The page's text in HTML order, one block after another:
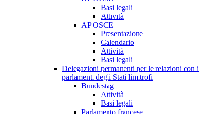
Basi legali
Attività
AP OSCE
Presentazione
Calendario
Attività
Basi legali
Delegazioni permanenti per le relazioni con i
parlamenti degli Stati limitrofi
Bundestag
Attività
Basi legali
Parlamento francese